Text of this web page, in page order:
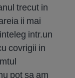
trecut in
ii mai
intr.un
covrigii in
pot sa am